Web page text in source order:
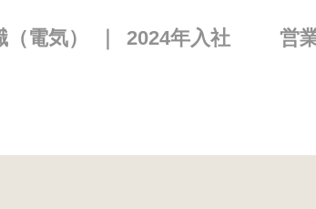
気） ｜ 2024年入社 営業職